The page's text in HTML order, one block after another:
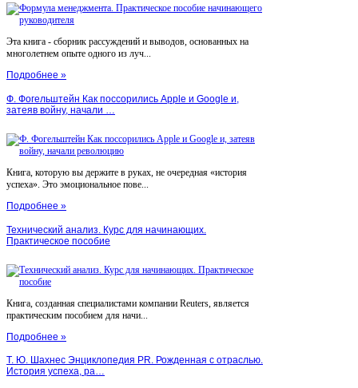
Эта книга - сборник рассуждений и выводов, основанных на
многолетнем опыте одного из луч...
Подробнее »
Ф. Фогельштейн Как поссорились Apple и Google и,
затеяв войну, начали …
Книга, которую вы держите в руках, не очередная «история
успеха». Это эмоциональное пове...
Подробнее »
Технический анализ. Курс для начинающих.
Практическое пособие
Книга, созданная специалистами компании Reuters, является
практическим пособием для начи...
Подробнее »
Т. Ю. Шахнес Энциклопедия PR. Рожденная с отраслью.
История успеха, ра…